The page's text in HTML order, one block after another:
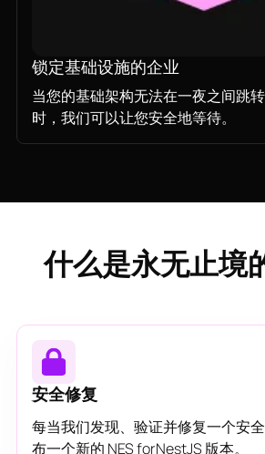
锁定基础设施的企业
当您的基础架构无法在一夜之间跳
时，我们可以让您安全地等待。
什么是永无止境
安全修复
每当我们发现、验证并修复一个安
布一个新的 NES forNestJS 版本。